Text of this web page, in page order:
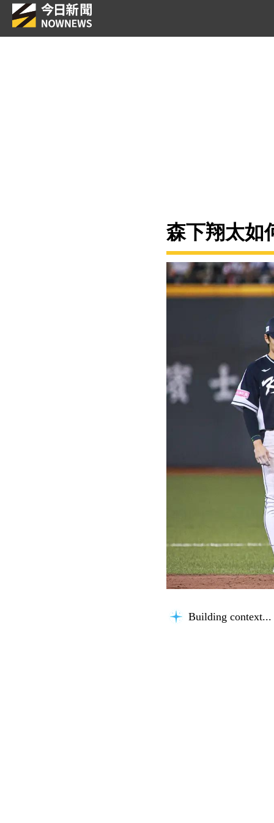
森下翔太如
Building context...